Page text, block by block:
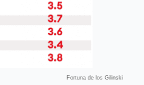
Fortuna de los Gilinski